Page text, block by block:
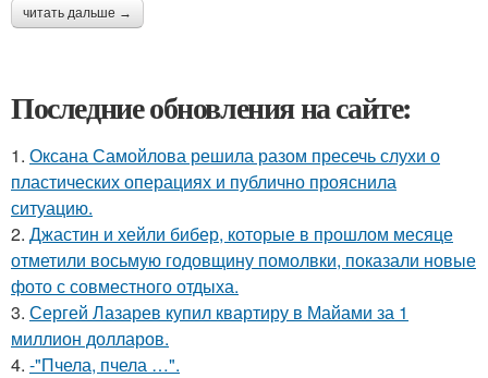
читать дальше →
Последние обновления на сайте:
1. Оксана Самойлова решила разом пресечь слухи о
пластических операциях и публично прояснила
ситуацию.
2. Джастин и хейли бибер, которые в прошлом месяце
отметили восьмую годовщину помолвки, показали новые
фото с совместного отдыха.
3. Сергей Лазарев купил квартиру в Майами за 1
миллион долларов.
4. -"Пчела, пчела …".